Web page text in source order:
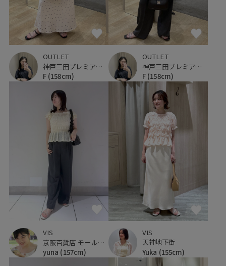
OUTLET
神戸三田プレミアム・アウトレット
F (158cm)
OUTLET
神戸三田プレミアム・アウトレット
F (158cm)
VIS
京阪百貨店 モール京橋店
yuna (157cm)
VIS
天神地下街
Yuka (155cm)